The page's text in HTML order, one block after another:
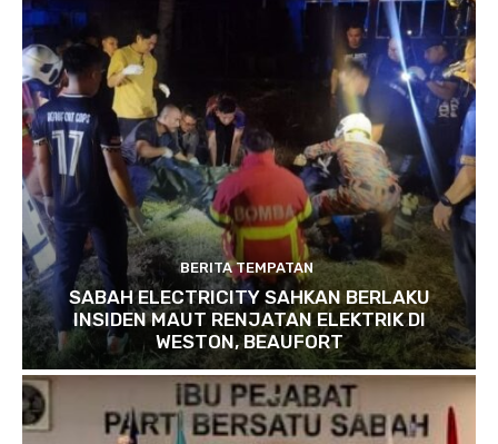
BERITA TEMPATAN
SABAH ELECTRICITY SAHKAN BERLAKU
INSIDEN MAUT RENJATAN ELEKTRIK DI
WESTON, BEAUFORT